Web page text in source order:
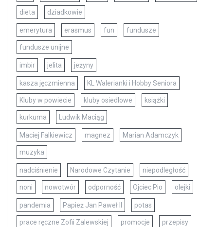
dieta dziadkowie
emerytura erasmus fun fundusze
fundusze unijne
imbir jelita jeżyny
kasza jęczmienna KL Walerianki i Hobby Seniora
Kluby w powiecie kluby osiedlowe książki
kurkuma Ludwik Maciąg
Maciej Falkiewicz magnez Marian Adamczyk
muzyka
nadciśnienie Narodowe Czytanie niepodległość
noni nowotwór odporność Ojciec Pio olejki
pandemia Papież Jan Paweł II potas
prace ręczne Zofii Zalewskiej promocje przepisy